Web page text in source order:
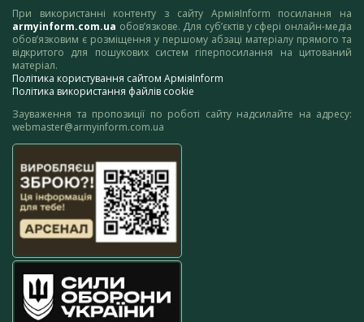
При використанні контенту з сайту АрміяInform посилання на
armyinform.com.ua обов’язкове. Для суб’єктів у сфері онлайн-медіа
обов’язковим є розміщення у першому абзаці матеріалу прямого та
відкритого для пошукових систем гіперпосилання на цитований
матеріал.
Політика користування сайтом АрміяInform
Політика використання файлів cookie
Зауваження та пропозиції по роботі сайту надсилайте на адресу:
webmaster@armyinform.com.ua